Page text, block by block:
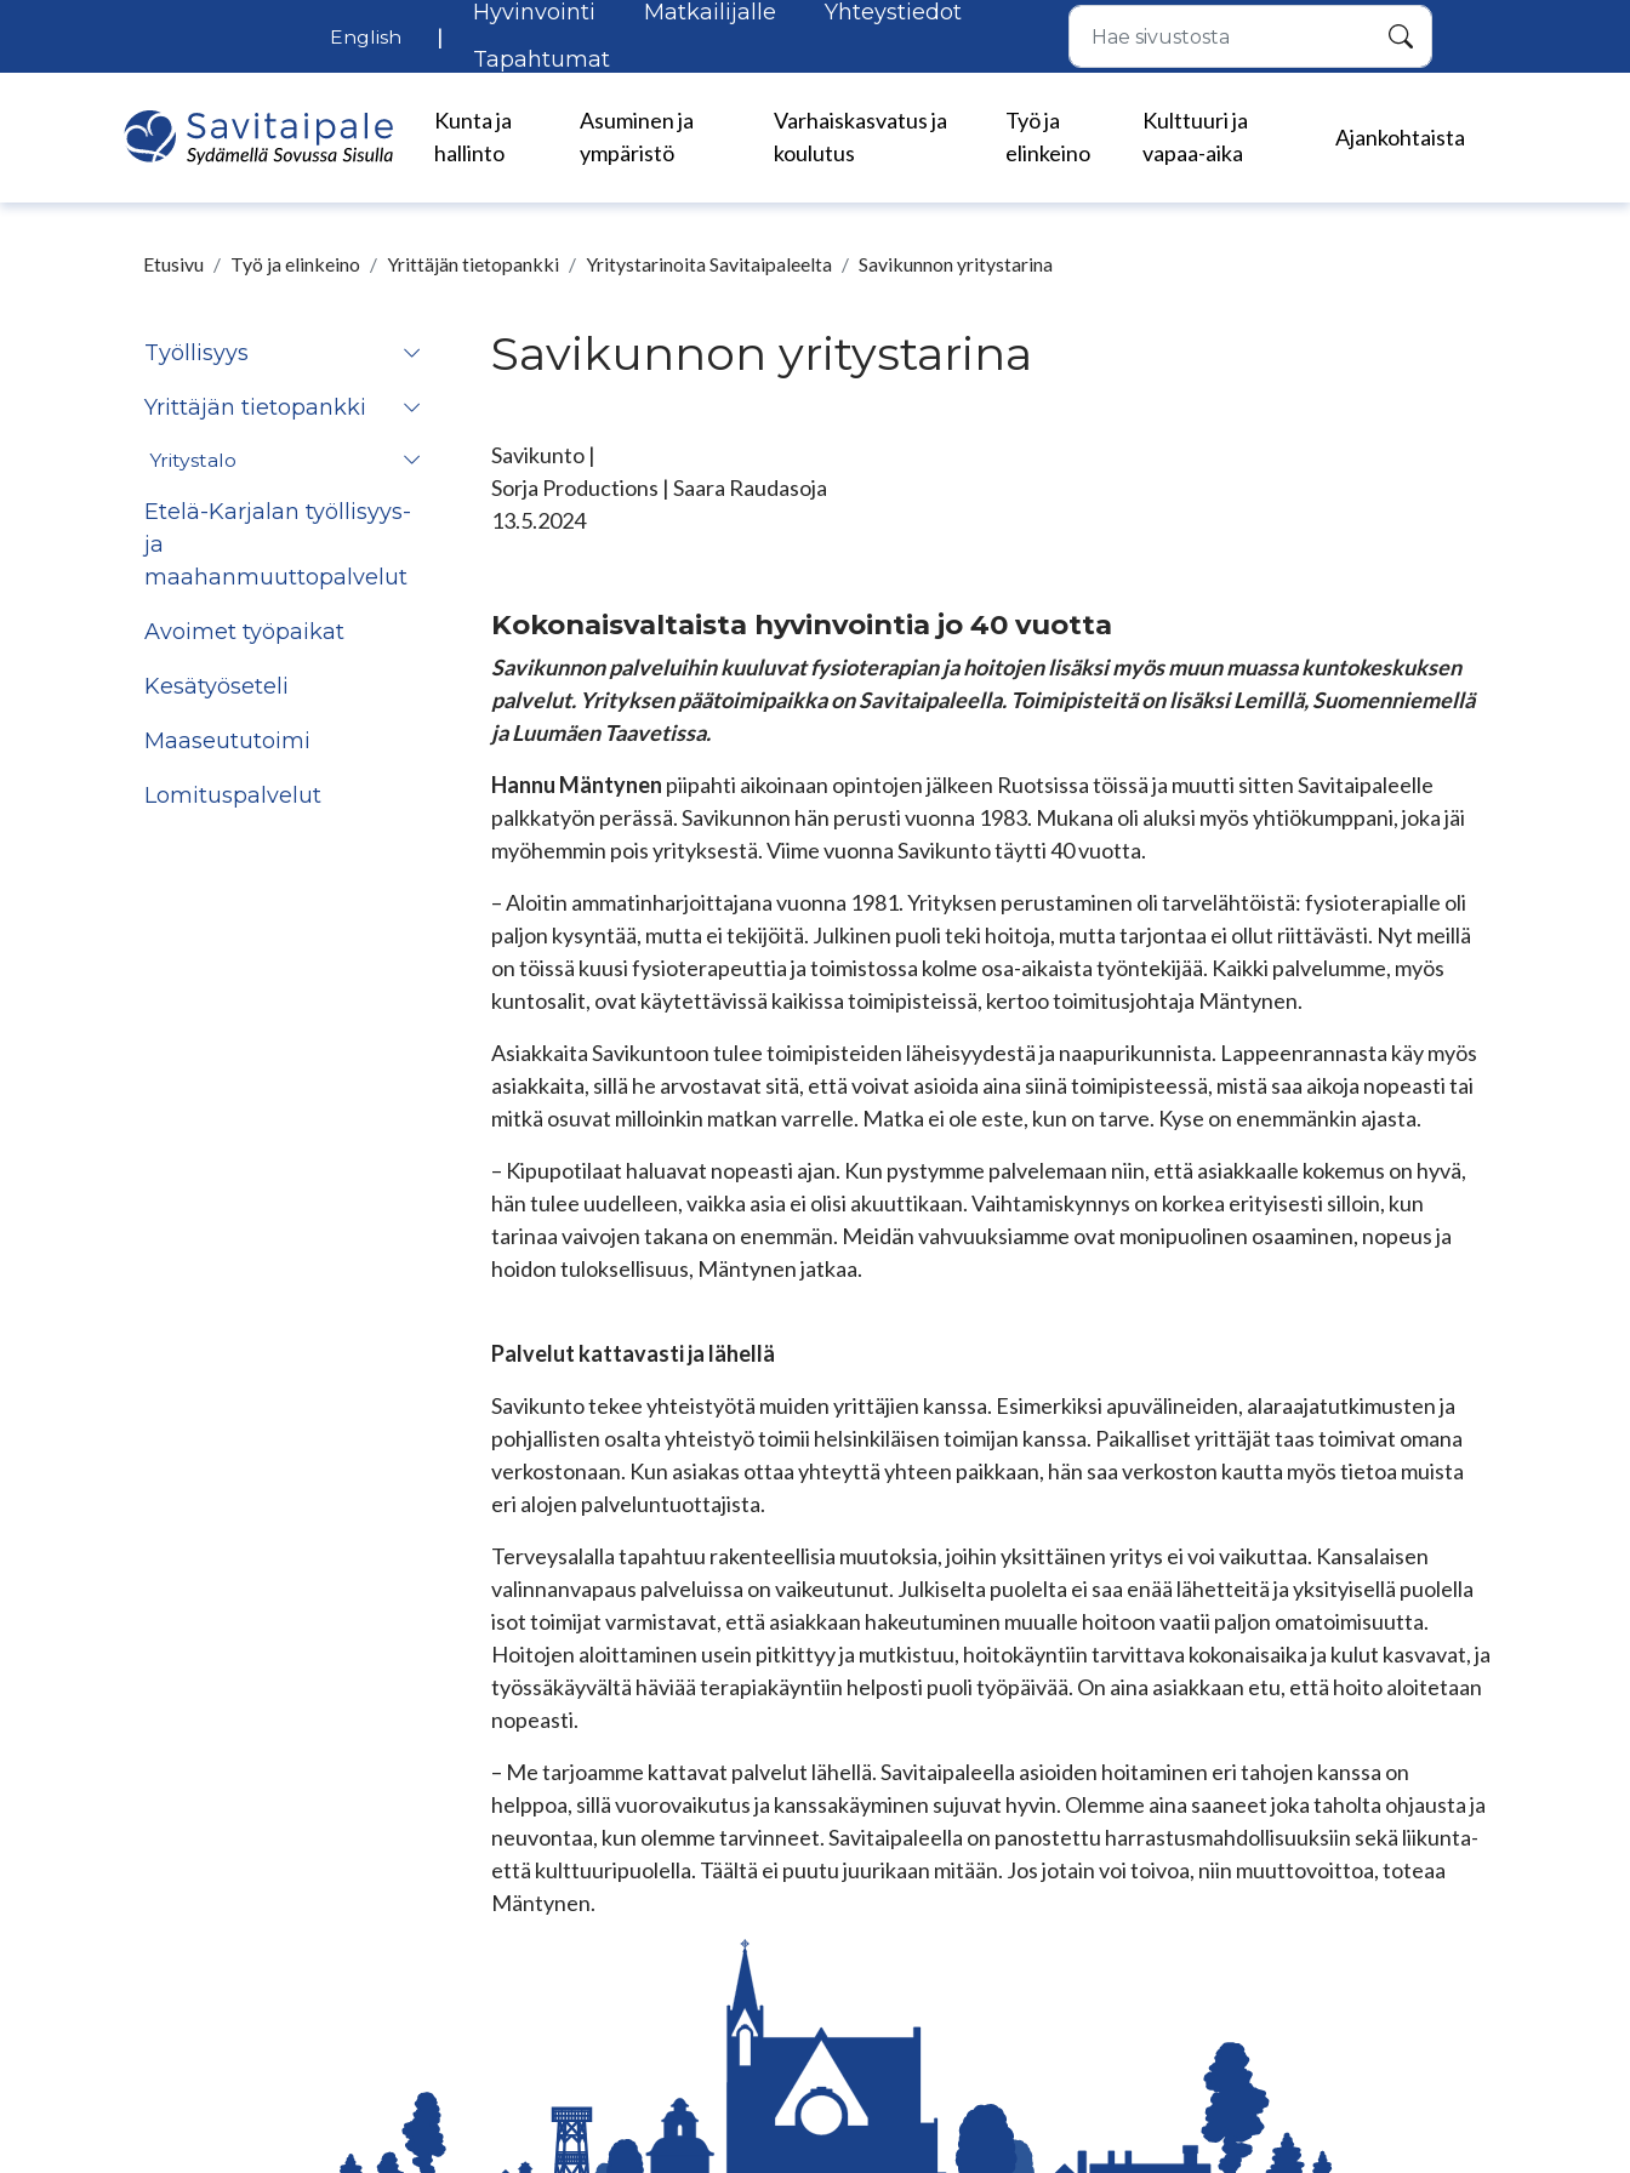
English |
Hyvinvointi Matkailijalle
Yhteystiedot
Tapahtumat
Hae
Kunta ja
hallinto
Asuminen ja
ympäristö
Varhaiskasvatus ja
koulutus
Työ ja
elinkeino
Kulttuuri ja
vapaa-aika
Ajankohtaista
Etusivu Työ ja elinkeino Yrittäjän tietopankki Yritystarinoita Savitaipaleelta Savikunnon yritystarina
Työllisyys
Yrittäjän tietopankki
Yritystalo
Etelä-Karjalan työllisyys-
ja
maahanmuuttopalvelut
Avoimet työpaikat
Kesätyöseteli
Maaseututoimi
Lomituspalvelut
Savikunnon yritystarina
Savikunto |
Sorja Productions | Saara Raudasoja
13.5.2024
Kokonaisvaltaista hyvinvointia jo 40 vuotta
Savikunnon palveluihin kuuluvat fysioterapian ja hoitojen lisäksi myös muun muassa kuntokeskuksen
palvelut. Yrityksen päätoimipaikka on Savitaipaleella. Toimipisteitä on lisäksi Lemillä, Suomenniemellä
ja Luumäen Taavetissa.
Hannu Mäntynen piipahti aikoinaan opintojen jälkeen Ruotsissa töissä ja muutti sitten Savitaipaleelle
palkkatyön perässä. Savikunnon hän perusti vuonna 1983. Mukana oli aluksi myös yhtiökumppani, joka jäi
myöhemmin pois yrityksestä. Viime vuonna Savikunto täytti 40 vuotta.
– Aloitin ammatinharjoittajana vuonna 1981. Yrityksen perustaminen oli tarvelähtöistä: fysioterapialle oli
paljon kysyntää, mutta ei tekijöitä. Julkinen puoli teki hoitoja, mutta tarjontaa ei ollut riittävästi. Nyt meillä
on töissä kuusi fysioterapeuttia ja toimistossa kolme osa-aikaista työntekijää. Kaikki palvelumme, myös
kuntosalit, ovat käytettävissä kaikissa toimipisteissä, kertoo toimitusjohtaja Mäntynen.
Asiakkaita Savikuntoon tulee toimipisteiden läheisyydestä ja naapurikunnista. Lappeenrannasta käy myös
asiakkaita, sillä he arvostavat sitä, että voivat asioida aina siinä toimipisteessä, mistä saa aikoja nopeasti tai
mitkä osuvat milloinkin matkan varrelle. Matka ei ole este, kun on tarve. Kyse on enemmänkin ajasta.
– Kipupotilaat haluavat nopeasti ajan. Kun pystymme palvelemaan niin, että asiakkaalle kokemus on hyvä,
hän tulee uudelleen, vaikka asia ei olisi akuuttikaan. Vaihtamiskynnys on korkea erityisesti silloin, kun
tarinaa vaivojen takana on enemmän. Meidän vahvuuksiamme ovat monipuolinen osaaminen, nopeus ja
hoidon tuloksellisuus, Mäntynen jatkaa.
Palvelut kattavasti ja lähellä
Savikunto tekee yhteistyötä muiden yrittäjien kanssa. Esimerkiksi apuvälineiden, alaraajatutkimusten ja
pohjallisten osalta yhteistyö toimii helsinkiläisen toimijan kanssa. Paikalliset yrittäjät taas toimivat omana
verkostonaan. Kun asiakas ottaa yhteyttä yhteen paikkaan, hän saa verkoston kautta myös tietoa muista
eri alojen palveluntuottajista.
Terveysalalla tapahtuu rakenteellisia muutoksia, joihin yksittäinen yritys ei voi vaikuttaa. Kansalaisen
valinnanvapaus palveluissa on vaikeutunut. Julkiselta puolelta ei saa enää lähetteitä ja yksityisellä puolella
isot toimijat varmistavat, että asiakkaan hakeutuminen muualle hoitoon vaatii paljon omatoimisuutta.
Hoitojen aloittaminen usein pitkittyy ja mutkistuu, hoitokäyntiin tarvittava kokonaisaika ja kulut kasvavat, ja
työssäkäyvältä häviää terapiakäyntiin helposti puoli työpäivää. On aina asiakkaan etu, että hoito aloitetaan
nopeasti.
– Me tarjoamme kattavat palvelut lähellä. Savitaipaleella asioiden hoitaminen eri tahojen kanssa on
helppoa, sillä vuorovaikutus ja kanssakäyminen sujuvat hyvin. Olemme aina saaneet joka taholta ohjausta ja
neuvontaa, kun olemme tarvinneet. Savitaipaleella on panostettu harrastusmahdollisuuksiin sekä liikunta-
että kulttuuripuolella. Täältä ei puutu juurikaan mitään. Jos jotain voi toivoa, niin muuttovoittoa, toteaa
Mäntynen.